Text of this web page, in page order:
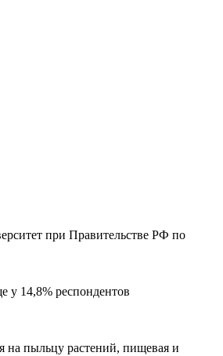
при Правительстве РФ по
у 14,8% респондентов
на пыльцу растений, пищевая и